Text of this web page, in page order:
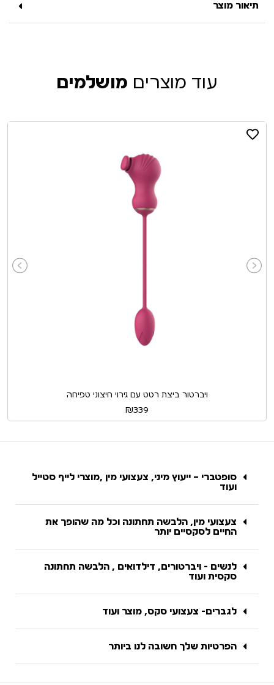
תיאור מוצר
עוד מוצרים מושלמים
ויברטור ביצת רטט עם גירוי חיצוני טפיחה
₪339
סופטברי – ייעוץ מיני, צעצועי מין ,מוצרי לייף סטייל
ועוד
צעצועי מין, הלבשה תחתונה וכל מה שהופך את
החיים לסקסיים יותר
לנשים - ויברטורים, דילדואים , הלבשה תחתונה
סקסית ועוד
לגברים- צעצועי סקס, מוצר ועוד
הפרטיות שלך חשובה לנו ביותר